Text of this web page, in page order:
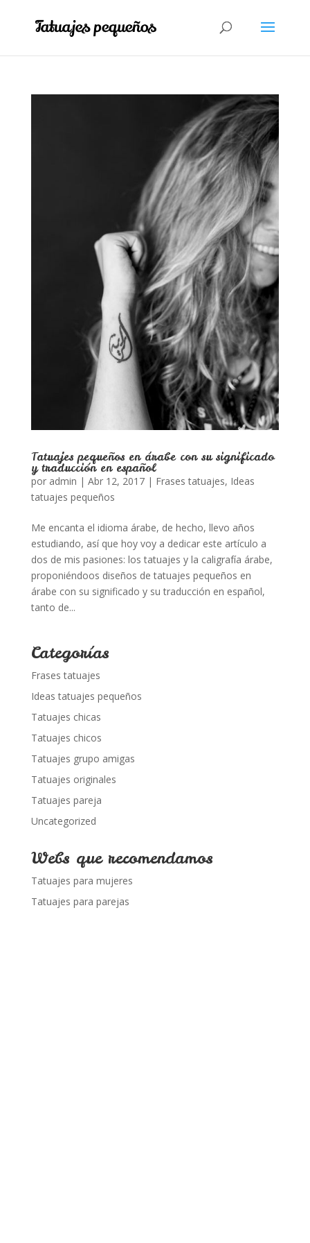
Tatuajes pequeños en árabe con su significado
y traducción en español
por admin | Abr 12, 2017| Frases tatuajes, Ideas
tatuajes pequeños
Me encanta el idioma árabe, de hecho, llevo años
estudiando, así que hoy voy a dedicar este artículo a
dos de mis pasiones: los tatuajes y la caligrafía árabe,
proponiéndoos diseños de tatuajes pequeños en
árabe con su significado y su traducción en español,
tanto de...
Categorías
Frases tatuajes
Ideas tatuajes pequeños
Tatuajes chicas
Tatuajes chicos
Tatuajes grupo amigas
Tatuajes originales
Tatuajes pareja
Uncategorized
Webs que recomendamos
Tatuajes para mujeres
Tatuajes para parejas